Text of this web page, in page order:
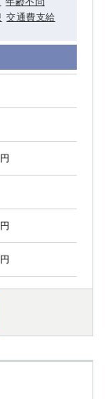
交通費支給
」から徒歩2分 ②東
③新宿三丁目 ④西